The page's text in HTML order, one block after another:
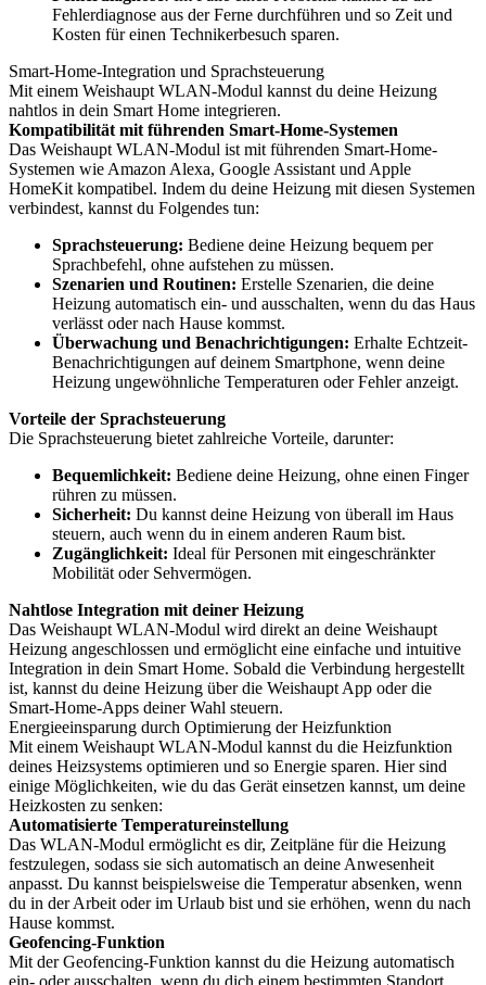
Fehlerdiagnose aus der Ferne durchführen und so Zeit und
Kosten für einen Technikerbesuch sparen.
Smart-Home-Integration und Sprachsteuerung
Mit einem Weishaupt WLAN-Modul kannst du deine Heizung
nahtlos in dein Smart Home integrieren.
Kompatibilität mit führenden Smart-Home-Systemen
Das Weishaupt WLAN-Modul ist mit führenden Smart-Home-
Systemen wie Amazon Alexa, Google Assistant und Apple
HomeKit kompatibel. Indem du deine Heizung mit diesen Systemen
verbindest, kannst du Folgendes tun:
Sprachsteuerung: Bediene deine Heizung bequem per
Sprachbefehl, ohne aufstehen zu müssen.
Szenarien und Routinen: Erstelle Szenarien, die deine
Heizung automatisch ein- und ausschalten, wenn du das Haus
verlässt oder nach Hause kommst.
Überwachung und Benachrichtigungen: Erhalte Echtzeit-
Benachrichtigungen auf deinem Smartphone, wenn deine
Heizung ungewöhnliche Temperaturen oder Fehler anzeigt.
Vorteile der Sprachsteuerung
Die Sprachsteuerung bietet zahlreiche Vorteile, darunter:
Bequemlichkeit: Bediene deine Heizung, ohne einen Finger
rühren zu müssen.
Sicherheit: Du kannst deine Heizung von überall im Haus
steuern, auch wenn du in einem anderen Raum bist.
Zugänglichkeit: Ideal für Personen mit eingeschränkter
Mobilität oder Sehvermögen.
Nahtlose Integration mit deiner Heizung
Das Weishaupt WLAN-Modul wird direkt an deine Weishaupt
Heizung angeschlossen und ermöglicht eine einfache und intuitive
Integration in dein Smart Home. Sobald die Verbindung hergestellt
ist, kannst du deine Heizung über die Weishaupt App oder die
Smart-Home-Apps deiner Wahl steuern.
Energieeinsparung durch Optimierung der Heizfunktion
Mit einem Weishaupt WLAN-Modul kannst du die Heizfunktion
deines Heizsystems optimieren und so Energie sparen. Hier sind
einige Möglichkeiten, wie du das Gerät einsetzen kannst, um deine
Heizkosten zu senken:
Automatisierte Temperatureinstellung
Das WLAN-Modul ermöglicht es dir, Zeitpläne für die Heizung
festzulegen, sodass sie sich automatisch an deine Anwesenheit
anpasst. Du kannst beispielsweise die Temperatur absenken, wenn
du in der Arbeit oder im Urlaub bist und sie erhöhen, wenn du nach
Hause kommst.
Geofencing-Funktion
Mit der Geofencing-Funktion kannst du die Heizung automatisch
ein- oder ausschalten, wenn du dich einem bestimmten Standort